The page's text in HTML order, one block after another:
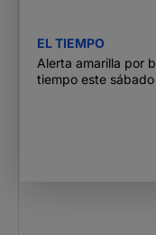
EL TIEMPO
Alerta amarilla por
tiempo este